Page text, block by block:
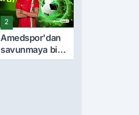
2
Amedspor'dan
savunmaya bir
takviye daha: